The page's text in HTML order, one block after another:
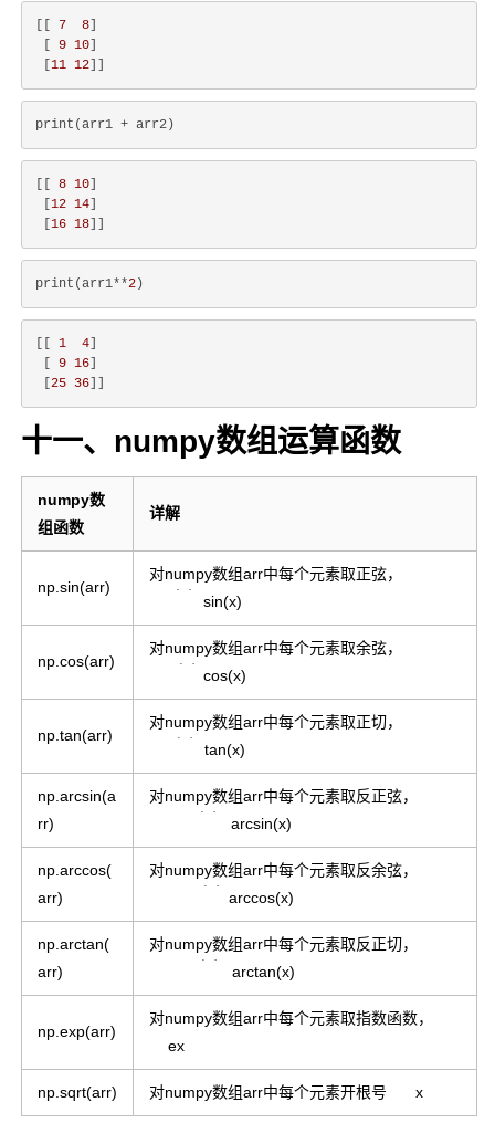
7 8
9 10
11 12
8 10
12 14
16 18
print(arr1**2
1 4
9 16
25 36
十一、numpy数组运算函数
numpy数
组函数
详解
np.sin(arr)
对numpy数组arr中每个元素取正弦，
sin(x)
sin(x)
np.cos(arr)
对numpy数组arr中每个元素取余弦，
cos(x)
cos(x)
np.tan(arr)
对numpy数组arr中每个元素取正切，
tan(x)
tan(x)
np.arcsin(a
rr)
对numpy数组arr中每个元素取反正弦，
arcsin(x)
arcsin(x)
np.arccos(
arr)
对numpy数组arr中每个元素取反余弦，
arccos(x)
arccos(x)
np.arctan(
arr)
对numpy数组arr中每个元素取反正切，
arctan(x)
arctan(x)
np.exp(arr)
对numpy数组arr中每个元素取指数函数，
ex
np.sqrt(arr) 对numpy数组arr中每个元素开根号
x
−−
√
x